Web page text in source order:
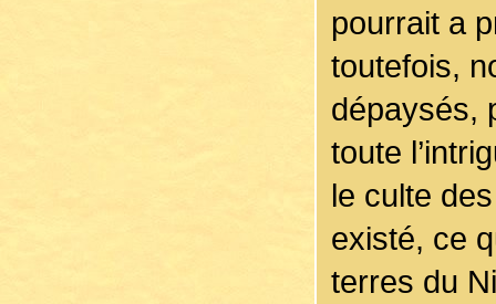
pourrait a
toutefois,
dépaysés,
toute
le culte
existé, ce
terres du